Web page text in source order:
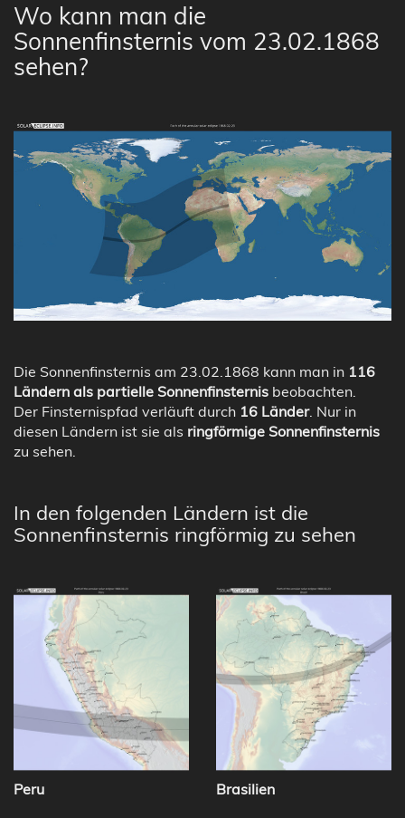
Wo kann man die
Sonnenfinsternis vom 23.02.1868
sehen?
Die Sonnenfinsternis am 23.02.1868 kann man in 116
Ländern als partielle Sonnenfinsternis beobachten.
Der Finsternispfad verläuft durch 16 Länder. Nur in
diesen Ländern ist sie als ringförmige Sonnenfinsternis
zu sehen.
In den folgenden Ländern ist die
Sonnenfinsternis ringförmig zu sehen
Peru Brasilien